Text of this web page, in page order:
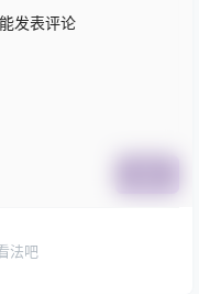
发表评论
法吧